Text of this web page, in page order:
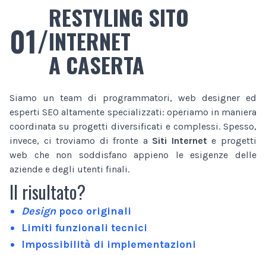
01/
RESTYLING SITO
INTERNET
A CASERTA
Siamo un team di programmatori, web designer ed
esperti SEO altamente specializzati: operiamo in maniera
coordinata su progetti diversificati e complessi. Spesso,
invece, ci troviamo di fronte a Siti Internet e progetti
web che non soddisfano appieno le esigenze delle
aziende e degli utenti finali.
Il risultato?
Designpoco originali
Limiti funzionali tecnici
Impossibilità di implementazioni